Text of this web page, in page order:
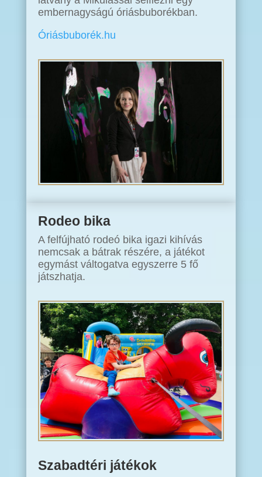
embernagyságú óriásbuborékban.
Óriásbuborék.hu
Rodeo bika
A felfújható rodeó bika igazi kihívás
nemcsak a bátrak részére, a játékot
egymást váltogatva egyszerre 5 fő
játszhatja.
Szabadtéri játékok